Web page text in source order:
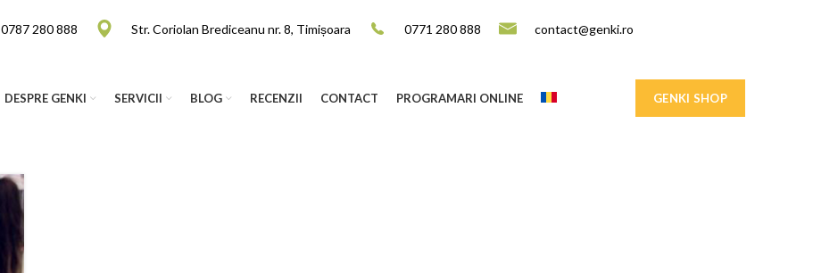
0787 280 888 Str. Coriolan Brediceanu nr. 8, Timișoara 0771 280 888 contact@genki.ro
DESPRE GENKI SERVICII BLOG RECENZII CONTACT PROGRAMARI ONLINE GENKI SHOP